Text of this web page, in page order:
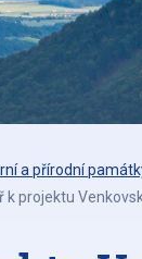
a přírodní
k projektu